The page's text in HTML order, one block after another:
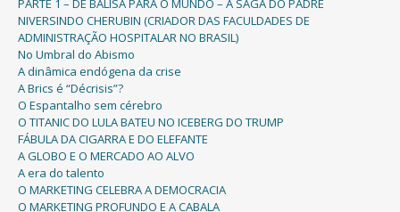
PARTE 1 – DE BALISA PARA O MUNDO – A SAGA DO PADRE
NIVERSINDO CHERUBIN (CRIADOR DAS FACULDADES DE
ADMINISTRAÇÃO HOSPITALAR NO BRASIL)
No Umbral do Abismo
A dinâmica endógena da crise
A Brics é “Décrisis”?
O Espantalho sem cérebro
O TITANIC DO LULA BATEU NO ICEBERG DO TRUMP
FÁBULA DA CIGARRA E DO ELEFANTE
A GLOBO E O MERCADO AO ALVO
A era do talento
O MARKETING CELEBRA A DEMOCRACIA
O MARKETING PROFUNDO E A CABALA